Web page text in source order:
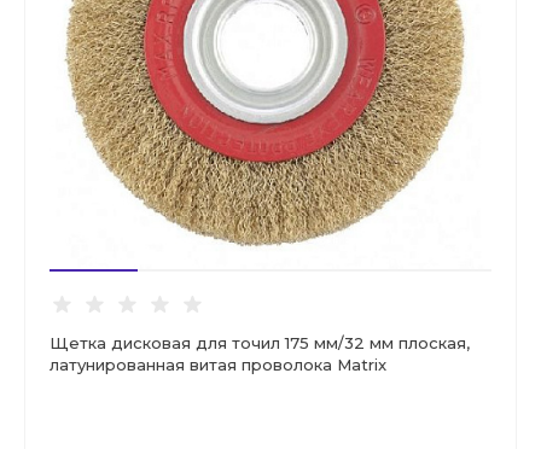
Щетка дисковая для точил 175 мм/32 мм плоская,
латунированная витая проволока Matrix